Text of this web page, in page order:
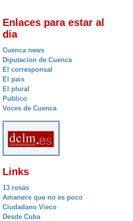
Enlaces para estar al
dia
Cuenca news
Diputacion de Cuenca
El corresponsal
El pais
El plural
Publico
Voces de Cuenca
Links
13 rosas
Amanece que no es poco
Ciudadano Vieco
Desde Cuba